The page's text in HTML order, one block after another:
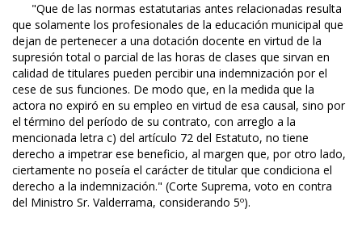
"Que de las normas estatutarias antes relacionadas resulta
que solamente los profesionales de la educación municipal que
dejan de pertenecer a una dotación docente en virtud de la
supresión total o parcial de las horas de clases que sirvan en
calidad de titulares pueden percibir una indemnización por el
cese de sus funciones. De modo que, en la medida que la
actora no expiró en su empleo en virtud de esa causal, sino por
el término del período de su contrato, con arreglo a la
mencionada letra c) del artículo 72 del Estatuto, no tiene
derecho a impetrar ese beneficio, al margen que, por otro lado,
ciertamente no poseía el carácter de titular que condiciona el
derecho a la indemnización." (Corte Suprema, voto en contra
del Ministro Sr. Valderrama, considerando 5º).